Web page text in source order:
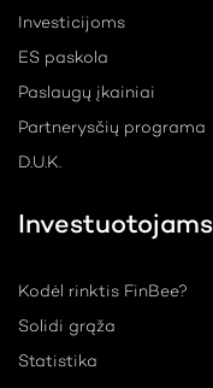
Investicijoms
ES paskola
Paslaugų įkainiai
Partnerysčių programa
D.U.K.
Investuotojams
Kodėl rinktis FinBee?
Solidi grąža
Statistika